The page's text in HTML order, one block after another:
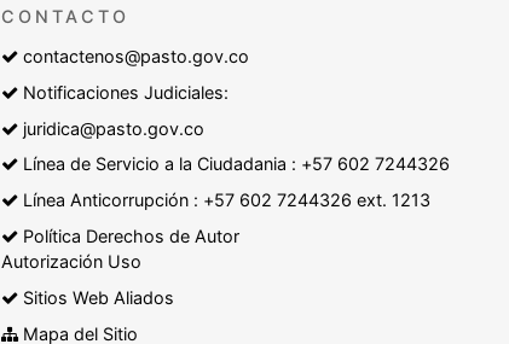
CONTACTO
contactenos@pasto.gov.co
Notificaciones Judiciales:
juridica@pasto.gov.co
Línea de Servicio a la Ciudadania : +57 602 7244326
Línea Anticorrupción : +57 602 7244326 ext. 1213
Política Derechos de Autor
Autorización Uso
Sitios Web Aliados
Mapa del Sitio